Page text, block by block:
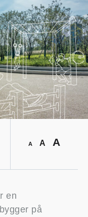
A A A
en
på